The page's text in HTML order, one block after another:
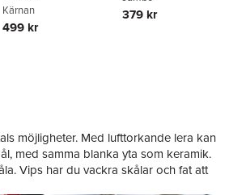
Kärnan
499 kr
379 kr
möjligheter. Med lufttorkande lera kan
med samma blanka yta som keramik.
Vips har du vackra skålar och fat att